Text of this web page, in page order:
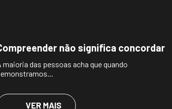
não significa concordar
maioria das pessoas acha que quando
VER MAIS